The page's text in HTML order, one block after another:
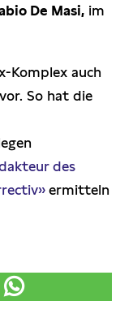
De Masi, im
Komplex auch
So hat die
des
ermitteln